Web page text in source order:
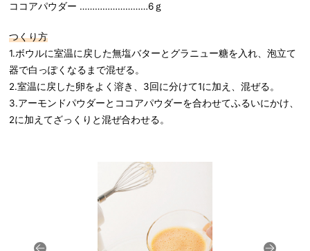
ココアパウダー ………………………6ｇ
つくり方
1.ボウルに室温に戻した無塩バターとグラニュー糖を入れ、泡立て
器で白っぽくなるまで混ぜる。
2.室温に戻した卵をよく溶き、3回に分けて1に加え、混ぜる。
3.アーモンドパウダーとココアパウダーを合わせてふるいにかけ、
2に加えてざっくりと混ぜ合わせる。